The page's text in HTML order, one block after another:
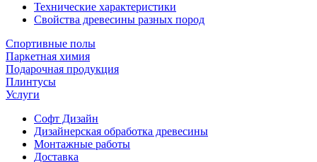
Технические характеристики
Свойства древесины разных пород
Спортивные полы
Паркетная химия
Подарочная продукция
Плинтусы
Услуги
Софт Дизайн
Дизайнерская обработка древесины
Монтажные работы
Доставка